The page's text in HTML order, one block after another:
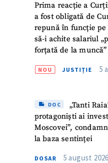
Prima reacție a
a fost obligată de
repună în funcție pe
să-i achite salariul
forțată de la muncă”
NOU JUSTIȚIE 5
DOC
„Tanti
protagoniști ai
Moscovei”,
la baza sentinței
DOSAR 5 august
+ Emailul meu
+ Telefon personal